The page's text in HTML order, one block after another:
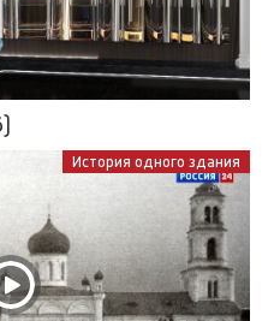
История одного здания